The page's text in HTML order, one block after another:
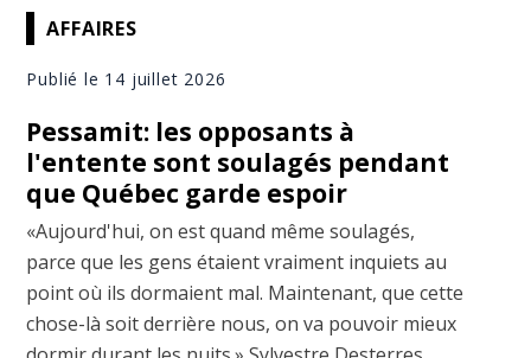
AFFAIRES
Publié le 14 juillet 2026
Pessamit: les opposants à
l'entente sont soulagés pendant
que Québec garde espoir
«Aujourd'hui, on est quand même soulagés,
parce que les gens étaient vraiment inquiets au
point où ils dormaient mal. Maintenant, que cette
chose-là soit derrière nous, on va pouvoir mieux